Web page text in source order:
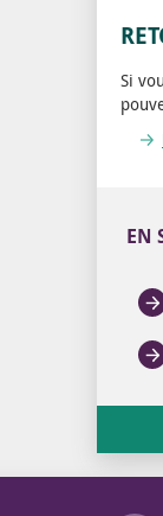
Si
EN